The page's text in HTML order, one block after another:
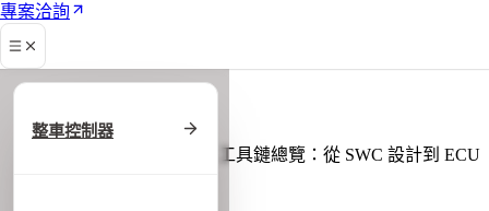
專案洽詢
整車控制器
/ 技術知識庫
KopherBit AUTOSAR 工具鏈總覽：從 SWC 設計到 ECU